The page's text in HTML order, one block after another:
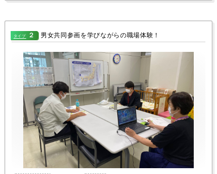
タイプ ２ 男女共同参画を学びながらの職場体験！